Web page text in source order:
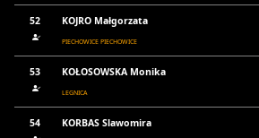
52 KOJRO Małgorzata
PIECHOWICE PIECHOWICE
53 KOŁOSOWSKA Monika
LEGNICA
54 KORBAS Slawomira